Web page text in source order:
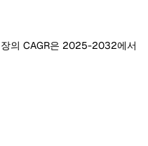
의 CAGR은 2025-2032에서